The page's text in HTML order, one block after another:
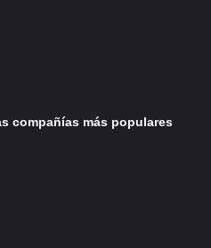
compañías más populares